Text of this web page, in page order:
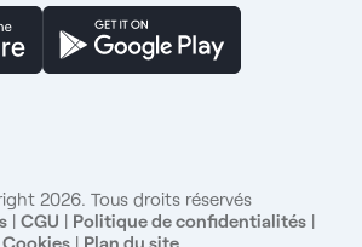
2026. Tous droits réservés
| CGU | Politique de confidentialités |